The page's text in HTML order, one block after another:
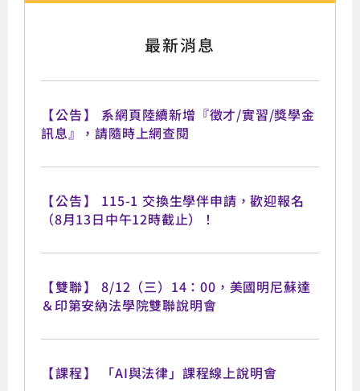
最新消息
【公告】
系網頁陸續新增『徵才/實習/獎學金
訊息』，請隨時上網查閱
【公告】
115-1 交換生學伴申請，歡迎報名
（8月13日中午12時截止）！
【雙聯】
8/12（三）14：00，美國明尼蘇達
＆印第安納法學院雙聯說明會
【課程】 「AI與法律」課程線上說明會